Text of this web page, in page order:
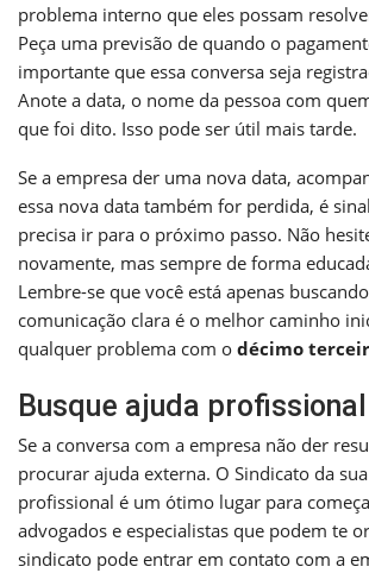
problema interno que eles possam
Peça uma previsão de quando o
importante que essa conversa seja
Anote a data, o nome da pessoa com
que foi dito. Isso pode ser útil mais tarde.
Se a empresa der uma nova data,
essa nova data também for perdida, é
precisa ir para o próximo passo. Não
novamente, mas sempre de forma
Lembre-se que você está apenas
comunicação clara é o melhor caminho
qualquer problema com o décimo
Busque ajuda profissional
Se a conversa com a empresa não der
procurar ajuda externa. O Sindicato da
profissional é um ótimo lugar para
advogados e especialistas que podem te
sindicato pode entrar em contato com a